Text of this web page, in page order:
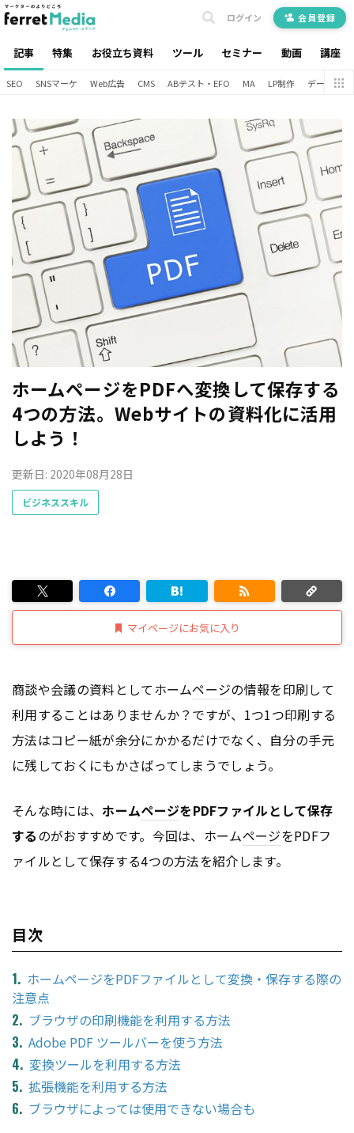
記事 特集 お役立ち資料 ツール セミナー 動画 講座
ログイン 会員登録
SEO SNSマーケ Web広告 CMS ABテスト・EFO MA LP制作 データ分析
ホームページをPDFへ変換して保存する
4つの方法。Webサイトの資料化に活用
しよう！
更新日: 2020年08月28日
ビジネススキル
マイページにお気に入り
商談や会議の資料としてホームページの情報を印刷して
利用することはありませんか？ですが、1つ1つ印刷する
方法はコピー紙が余分にかかるだけでなく、自分の手元
に残しておくにもかさばってしまうでしょう。
そんな時には、ホームページをPDFファイルとして保存
するのがおすすめです。今回は、ホームページをPDFフ
ァイルとして保存する4つの方法を紹介します。
目次
ホームページをPDFファイルとして変換・保存する際の
注意点
ブラウザの印刷機能を利用する方法
Adobe PDF ツールバーを使う方法
変換ツールを利用する方法
拡張機能を利用する方法
ブラウザによっては使用できない場合も